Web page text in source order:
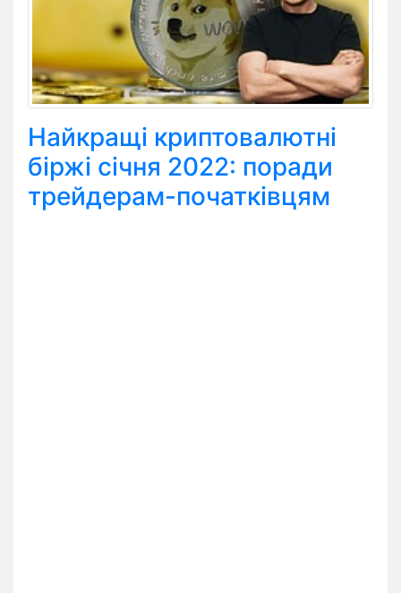
Найкращі криптовалютні
біржі січня 2022: поради
трейдерам-початківцям